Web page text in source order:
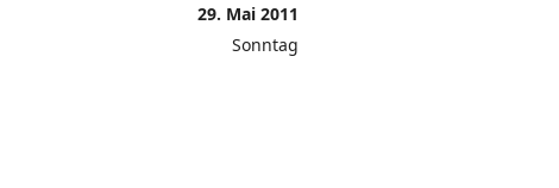
29. Mai 2011
Sonntag